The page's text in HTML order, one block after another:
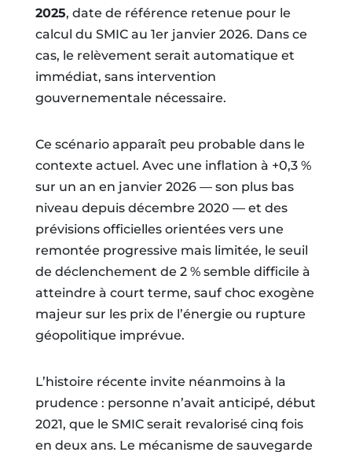
2025, date de référence retenue pour le
calcul du SMIC au 1er janvier 2026. Dans ce
cas, le relèvement serait automatique et
immédiat, sans intervention
gouvernementale nécessaire.
Ce scénario apparaît peu probable dans le
contexte actuel. Avec une inflation à +0,3 %
sur un an en janvier 2026 — son plus bas
niveau depuis décembre 2020 — et des
prévisions officielles orientées vers une
remontée progressive mais limitée, le seuil
de déclenchement de 2 % semble difficile à
atteindre à court terme, sauf choc exogène
majeur sur les prix de l’énergie ou rupture
géopolitique imprévue.
L’histoire récente invite néanmoins à la
prudence : personne n’avait anticipé, début
2021, que le SMIC serait revalorisé cinq fois
en deux ans. Le mécanisme de sauvegarde